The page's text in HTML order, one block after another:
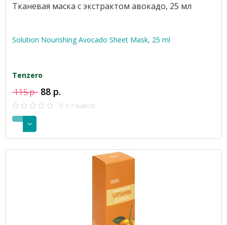
Тканевая маска с экстрактом авокадо, 25 мл
Solution Nourishing Avocado Sheet Mask, 25 ml
Tenzero
115 р. 88 р.
0 отзывов